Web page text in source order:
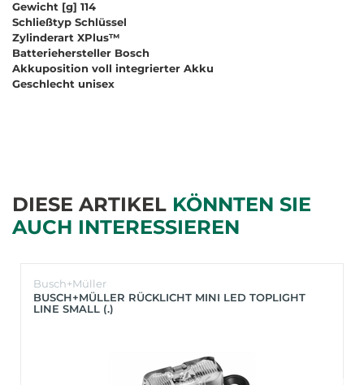
Gewicht [g] 114
Schließtyp Schlüssel
Zylinderart XPlus™
Batteriehersteller Bosch
Akkuposition voll integrierter Akku
Geschlecht unisex
DIESE ARTIKEL KÖNNTEN SIE
AUCH INTERESSIEREN
Busch+Müller
BUSCH+MÜLLER RÜCKLICHT MINI LED TOPLIGHT
LINE SMALL (.)